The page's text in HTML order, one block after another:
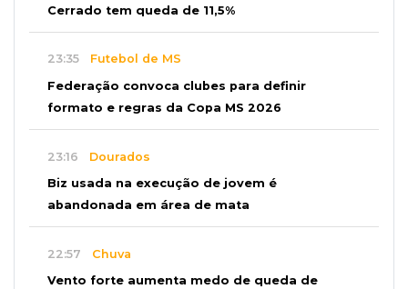
Cerrado tem queda de 11,5%
23:35 Futebol de MS
Federação convoca clubes para definir
formato e regras da Copa MS 2026
23:16 Dourados
Biz usada na execução de jovem é
abandonada em área de mata
22:57 Chuva
Vento forte aumenta medo de queda de